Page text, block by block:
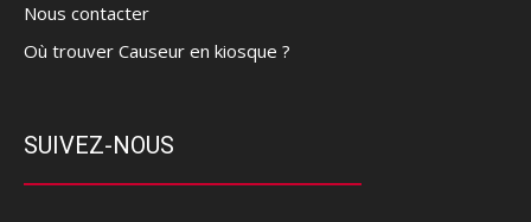
Nous contacter
Où trouver Causeur en kiosque ?
SUIVEZ-NOUS